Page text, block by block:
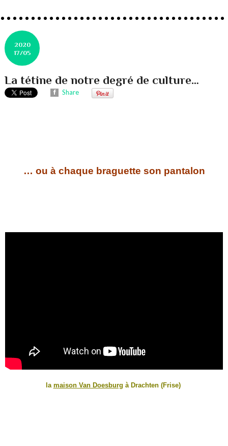
2020
17/05
La tétine de notre degré de culture…
Share
… ou à chaque braguette son pantalon
la maison Van Doesburg à Drachten (Frise)